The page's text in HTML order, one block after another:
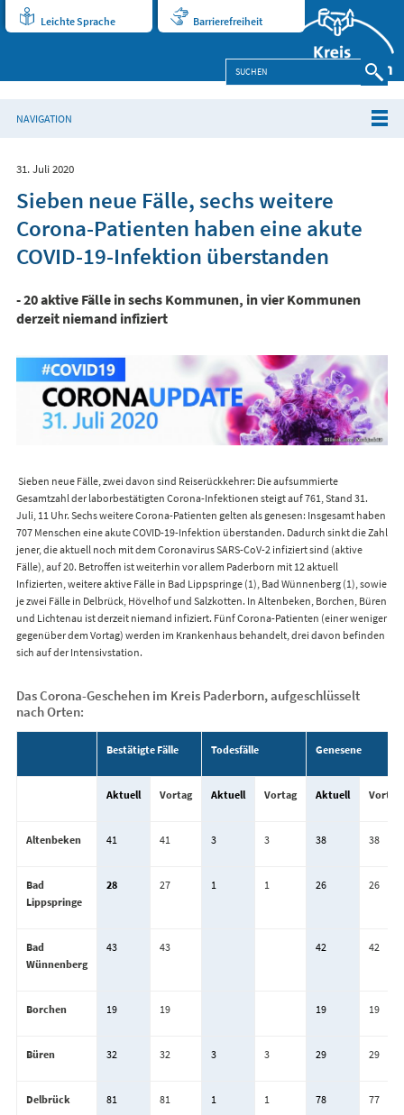
Leichte Sprache Barrierefreiheit
NAVIGATION
31. Juli 2020
Sieben neue Fälle, sechs weitere
Corona-Patienten haben eine akute
COVID-19-Infektion überstanden
- 20 aktive Fälle in sechs Kommunen, in vier Kommunen
derzeit niemand infiziert
Sieben neue Fälle, zwei davon sind Reiserückkehrer: Die aufsummierte
Gesamtzahl der laborbestätigten Corona-Infektionen steigt auf 761, Stand 31.
Juli, 11 Uhr. Sechs weitere Corona-Patienten gelten als genesen: Insgesamt haben
707 Menschen eine akute COVID-19-Infektion überstanden. Dadurch sinkt die Zahl
jener, die aktuell noch mit dem Coronavirus SARS-CoV-2 infiziert sind (aktive
Fälle), auf 20. Betroffen ist weiterhin vor allem Paderborn mit 12 aktuell
Infizierten, weitere aktive Fälle in Bad Lippspringe (1), Bad Wünnenberg (1), sowie
je zwei Fälle in Delbrück, Hövelhof und Salzkotten. In Altenbeken, Borchen, Büren
und Lichtenau ist derzeit niemand infiziert. Fünf Corona-Patienten (einer weniger
gegenüber dem Vortag) werden im Krankenhaus behandelt, drei davon befinden
sich auf der Intensivstation.
Das Corona-Geschehen im Kreis Paderborn, aufgeschlüsselt
nach Orten:
Bestätigte Fälle Todesfälle Genesene
Aktuell Vortag Aktuell Vortag Aktuell Vortag
Altenbeken 41 41 3 3 38 38
Bad
Lippspringe
28 27 1 1 26 26
Bad
Wünnenberg
43 43 42 42
Borchen 19 19 19 19
Büren 32 32 3 3 29 29
Delbrück 81 81 1 1 78 77